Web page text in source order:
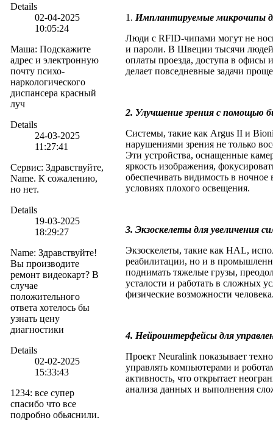
Details
02-04-2025
10:05:24
Маша: Подскажите
адрес и электронную
почту психо-
наркологического
диспансера красный
луч
Details
24-03-2025
11:27:41
Сервис: Здравствуйте,
Name. К сожалению,
но нет.
Details
19-03-2025
18:29:27
Name: Здравствуйте!
Вы производите
ремонт видеокарт? В
случае
положительного
ответа хотелось бы
узнать цену
диагностики
Details
02-02-2025
15:33:43
1234: все супер
спасибо что все
подробно обьяснили.
1. Имплантируемые микрочипы
Люди с RFID-чипами могут не
и пароли. В Швеции тысячи
оплаты проезда, доступа в офисы
делает повседневные задачи
2. Улучшение зрения с помощью
Системы, такие как Argus II и
нарушениями зрения не только
Эти устройства, оснащенные
яркость изображения,
обеспечивать видимость в ночное
условиях плохого освещения.
3. Экзоскелеты для увеличения
Экзоскелеты, такие как HAL,
реабилитации, но и в
поднимать тяжелые грузы,
усталости и работать в сложных
физические возможности
4. Нейроинтерфейсы для
Проект Neuralink показывает
управлять компьютерами и
активность, что открытает
анализа данных и выполнения